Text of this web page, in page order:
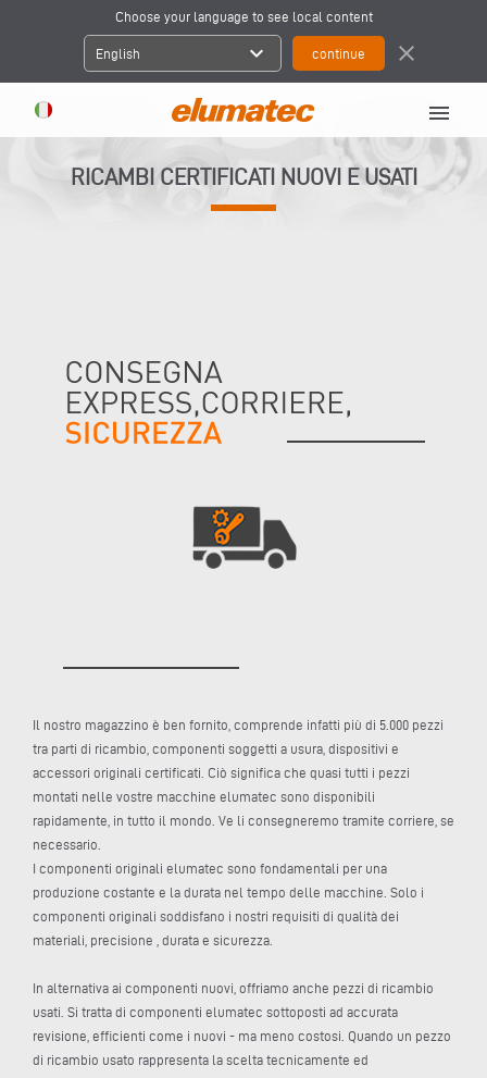
Choose your language to see local content
English expand_more close
menu
RICAMBI CERTIFICATI NUOVI E USATI
Il nostro magazzino è ben fornito, comprende infatti più di 5.000 pezzi
tra parti di ricambio, componenti soggetti a usura, dispositivi e
accessori originali certificati. Ciò significa che quasi tutti i pezzi
montati nelle vostre macchine elumatec sono disponibili
rapidamente, in tutto il mondo. Ve li consegneremo tramite corriere, se
necessario.
I componenti originali elumatec sono fondamentali per una
produzione costante e la durata nel tempo delle macchine. Solo i
componenti originali soddisfano i nostri requisiti di qualità dei
materiali, precisione , durata e sicurezza.
In alternativa ai componenti nuovi, offriamo anche pezzi di ricambio
usati. Si tratta di componenti elumatec sottoposti ad accurata
revisione, efficienti come i nuovi - ma meno costosi. Quando un pezzo
di ricambio usato rappresenta la scelta tecnicamente ed